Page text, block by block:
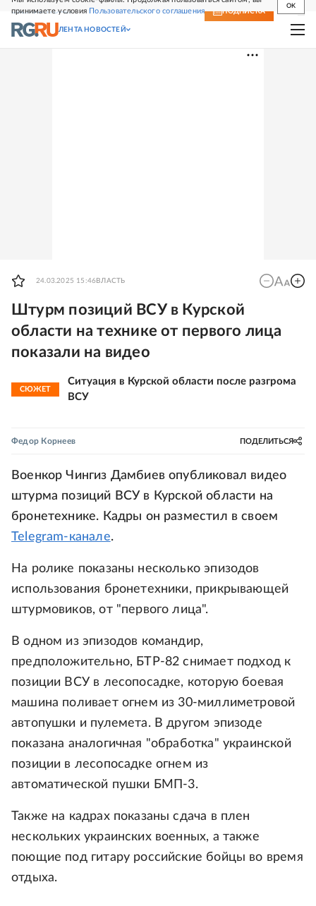
принимаете условия Пользовательского соглашения
OK
СВЕЖИЙ НОМЕР ПОДПИСКА
ЛЕНТА НОВОСТЕЙ
24.03.2025 15:46 ВЛАСТЬ
Штурм позиций ВСУ в Курской
области на технике от первого лица
показали на видео
СЮЖЕТ
Ситуация в Курской области после разгрома
ВСУ
Федор Корнеев ПОДЕЛИТЬСЯ
Военкор Чингиз Дамбиев опубликовал видео
штурма позиций ВСУ в Курской области на
бронетехнике. Кадры он разместил в своем
Telegram-канале.
На ролике показаны несколько эпизодов
использования бронетехники, прикрывающей
штурмовиков, от "первого лица".
В одном из эпизодов командир,
предположительно, БТР-82 снимает подход к
позиции ВСУ в лесопосадке, которую боевая
машина поливает огнем из 30-миллиметровой
автопушки и пулемета. В другом эпизоде
показана аналогичная "обработка" украинской
позиции в лесопосадке огнем из
автоматической пушки БМП-3.
Также на кадрах показаны сдача в плен
нескольких украинских военных, а также
поющие под гитару российские бойцы во время
отдыха.